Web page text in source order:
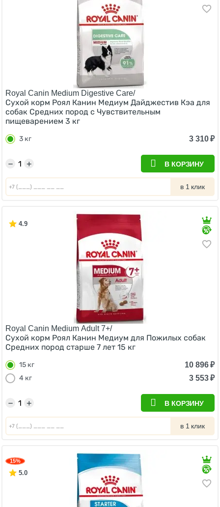
Royal Canin Medium Digestive Care/
Сухой корм Роял Канин Медиум Дайджестив Кэа для
собак Средних пород с Чувствительным
пищеварением 3 кг
3 кг 3 310₽
+
− В КОРЗИНУ
в 1 клик
4.9
Royal Canin Medium Adult 7+/
Сухой корм Роял Канин Медиум для Пожилых собак
Средних пород старше 7 лет 15 кг
15 кг 10 896₽
4 кг
3 553₽
+
− В КОРЗИНУ
в 1 клик
15%
5.0